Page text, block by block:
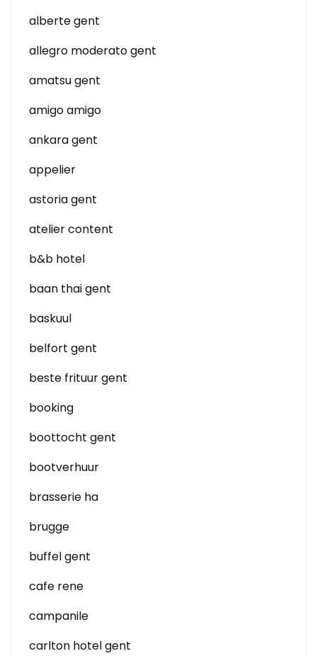
alberte gent
allegro moderato gent
amatsu gent
amigo amigo
ankara gent
appelier
astoria gent
atelier content
b&b hotel
baan thai gent
baskuul
belfort gent
beste frituur gent
booking
boottocht gent
bootverhuur
brasserie ha
brugge
buffel gent
cafe rene
campanile
carlton hotel gent